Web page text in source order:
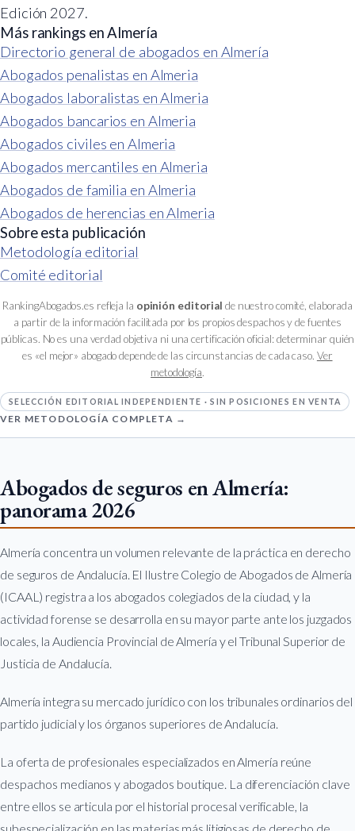
Edición 2027.
Más rankings en Almería
Directorio general de abogados en Almería
Abogados penalistas en Almeria
Abogados laboralistas en Almeria
Abogados bancarios en Almeria
Abogados civiles en Almeria
Abogados mercantiles en Almeria
Abogados de familia en Almeria
Abogados de herencias en Almeria
Sobre esta publicación
Metodología editorial
Comité editorial
RankingAbogados.es refleja la opinión editorial de nuestro comité, elaborada
a partir de la información facilitada por los propios despachos y de fuentes
públicas. No es una verdad objetiva ni una certificación oficial: determinar quién
es «el mejor» abogado depende de las circunstancias de cada caso. Ver
metodología.
SELECCIÓN EDITORIAL INDEPENDIENTE · SIN POSICIONES EN VENTA
VER METODOLOGÍA COMPLETA →
Abogados de seguros en Almería:
panorama 2026
Almería concentra un volumen relevante de la práctica en derecho
de seguros de Andalucía. El Ilustre Colegio de Abogados de Almería
(ICAAL) registra a los abogados colegiados de la ciudad, y la
actividad forense se desarrolla en su mayor parte ante los juzgados
locales, la Audiencia Provincial de Almería y el Tribunal Superior de
Justicia de Andalucía.
Almería integra su mercado jurídico con los tribunales ordinarios del
partido judicial y los órganos superiores de Andalucía.
La oferta de profesionales especializados en Almería reúne
despachos medianos y abogados boutique. La diferenciación clave
entre ellos se articula por el historial procesal verificable, la